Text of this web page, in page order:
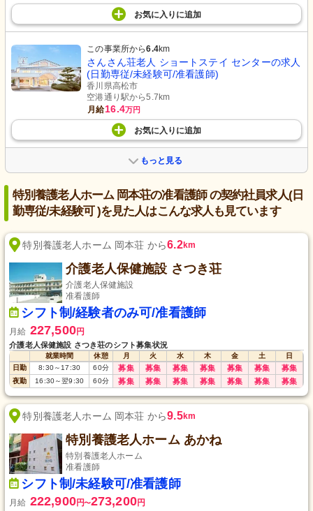
お気に入り に追加
この事業所から6.4km
さんさん荘老人 ショートステイ センターの求人
(日勤専従/未経験可/准看護師)
香川県高松市
空港通り駅から5.7km
月給16.4万円
お気に入り に追加
もっと見る
特別養護老人ホーム 岡本荘の准看護師 の契約社員求人(日
勤専従/未経験可 )を見た人はこんな求人も見ています
特別養護老人ホーム 岡本荘 から6.2km
介護老人保健施設 さつき荘
介護老人保健施設
准看護師
シフト制/経験者のみ可/准看護師
月給 227,500円
介護老人保健施設 さつき荘のシフト募集状況
就業時間 休憩 月 火 水 木 金 土
日
日勤
8:30～17:30 60分 募集 募集 募集 募集 募集 募集 募集
夜勤 16:30～翌9:30 60分 募集 募集 募集 募集 募集 募集 募集
特別養護老人ホーム 岡本荘 から9.5km
特別養護老人ホーム あかね
特別養護老人ホーム
准看護師
シフト制/未経験可/准看護師
月給 222,900円〜273,200円